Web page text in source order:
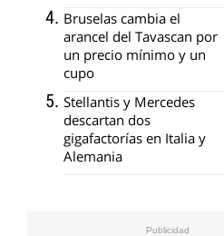
Bruselas cambia el
arancel del Tavascan por
un precio mínimo y un
cupo
Stellantis y Mercedes
descartan dos
gigafactorías en Italia y
Alemania